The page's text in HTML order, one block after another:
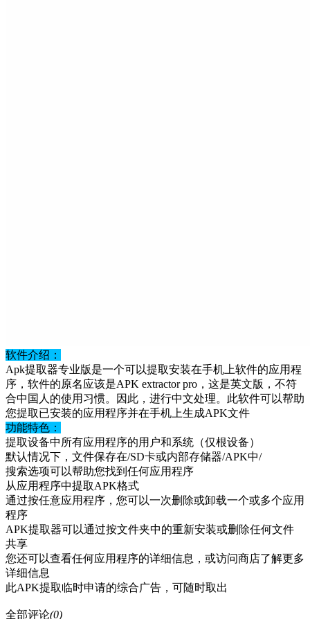
软件介绍：
Apk提取器专业版是一个可以提取安装在手机上软件的应用程
序，软件的原名应该是APK extractor pro，这是英文版，不符
合中国人的使用习惯。因此，进行中文处理。此软件可以帮助
您提取已安装的应用程序并在手机上生成APK文件
功能特色：
提取设备中所有应用程序的用户和系统（仅根设备）
默认情况下，文件保存在/SD卡或内部存储器/APK中/
搜索选项可以帮助您找到任何应用程序
从应用程序中提取APK格式
通过按任意应用程序，您可以一次删除或卸载一个或多个应用
程序
APK提取器可以通过按文件夹中的重新安装或删除任何文件
共享
您还可以查看任何应用程序的详细信息，或访问商店了解更多
详细信息
此APK提取临时申请的综合广告，可随时取出
全部评论(0)